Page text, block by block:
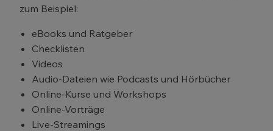
zum Beispiel:
eBooks und Ratgeber
Checklisten
Videos
Audio-Dateien wie Podcasts und Hörbücher
Online-Kurse und Workshops
Online-Vorträge
Live-Streamings